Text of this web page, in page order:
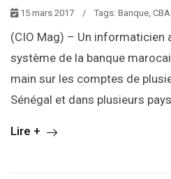
15 mars 2017 / Tags: Banque
(CIO Mag) – Un informaticien
système de la banque
main sur les comptes de
Sénégal et dans plusieurs
Lire +